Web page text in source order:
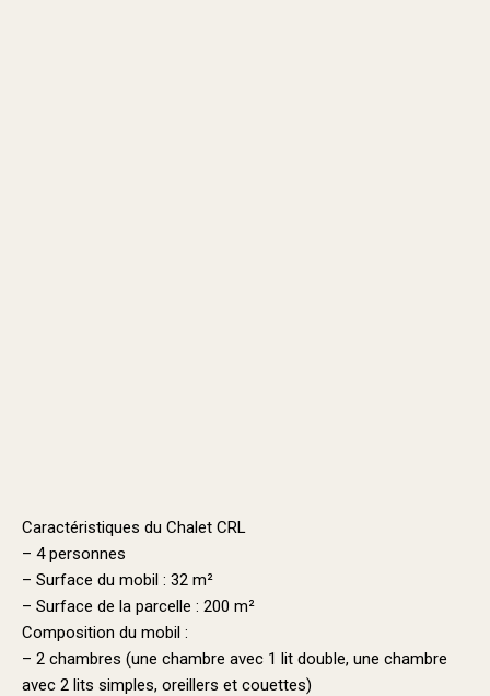
Caractéristiques du Chalet CRL
– 4 personnes
– Surface du mobil : 32 m²
– Surface de la parcelle : 200 m²
Composition du mobil :
– 2 chambres (une chambre avec 1 lit double, une chambre
avec 2 lits simples, oreillers et couettes)